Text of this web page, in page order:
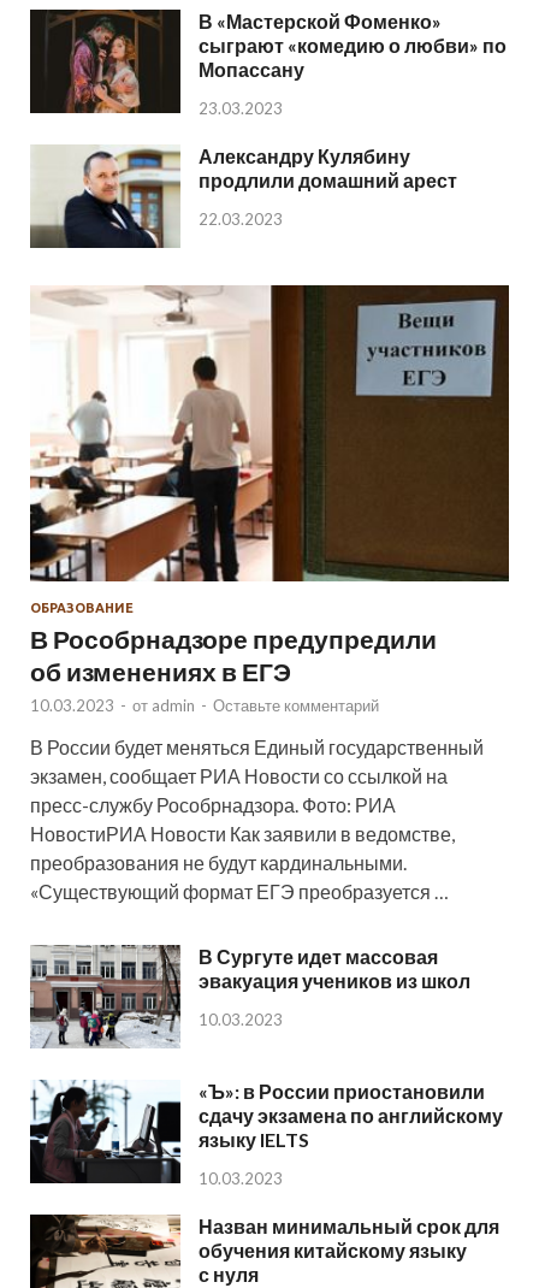
В «Мастерской Фоменко»
сыграют «комедию о любви» по
Мопассану
23.03.2023
Александру Кулябину
продлили домашний арест
22.03.2023
ОБРАЗОВАНИЕ
В Рособрнадзоре предупредили
об изменениях в ЕГЭ
10.03.2023 - от admin - Оставьте комментарий
В России будет меняться Единый государственный
экзамен, сообщает РИА Новости со ссылкой на
пресс-службу Рособрнадзора. Фото: РИА
НовостиРИА Новости Как заявили в ведомстве,
преобразования не будут кардинальными.
«Существующий формат ЕГЭ преобразуется …
В Сургуте идет массовая
эвакуация учеников из школ
10.03.2023
«Ъ»: в России приостановили
сдачу экзамена по английскому
языку IELTS
10.03.2023
Назван минимальный срок для
обучения китайскому языку
с нуля